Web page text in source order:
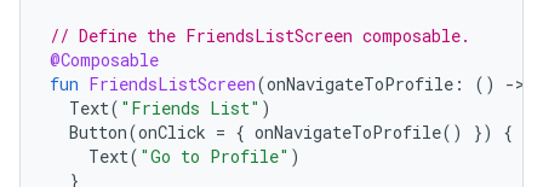
// Define the FriendsListScreen composable.
@Composable
fun FriendsListScreen(onNavigateToProfile : () ->
Text( "Friends List" )
Button(onClick = { onNavigateToProfile() })
{
Text( "Go to Profile" )
}